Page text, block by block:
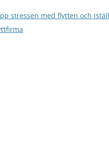
stressen med flytten och